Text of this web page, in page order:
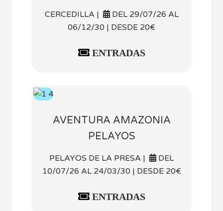
CERCEDILLA |
DEL 29/07/26 AL
06/12/30 | DESDE 20€
ENTRADAS
AVENTURA AMAZONIA
PELAYOS
PELAYOS DE LA PRESA |
DEL
10/07/26 AL 24/03/30 | DESDE 20€
ENTRADAS